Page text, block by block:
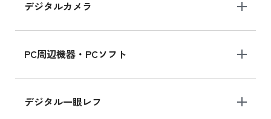
デジタルカメラ
PC周辺機器・PCソフト
デジタル一眼レフ
MK2K3J/Aの新品買取価格はこちら